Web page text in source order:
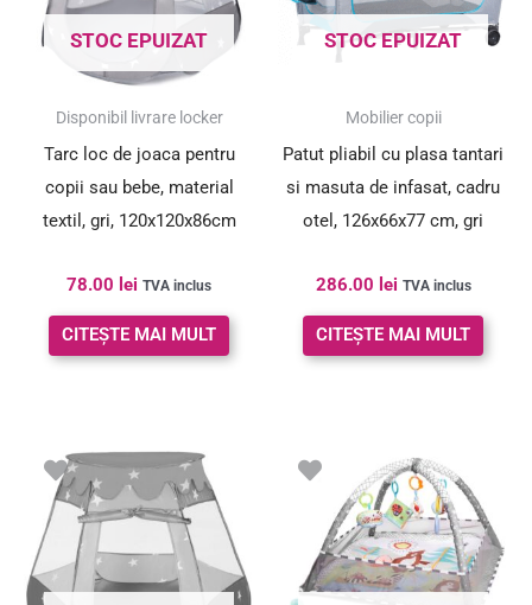
STOC EPUIZAT
Disponibil livrare locker
Tarc loc de joaca pentru
copii sau bebe, material
textil, gri, 120x120x86cm
78.00 lei TVA inclus
CITEȘTE MAI MULT
STOC EPUIZAT
Mobilier copii
Patut pliabil cu plasa tantari
si masuta de infasat, cadru
otel, 126x66x77 cm, gri
286.00 lei TVA inclus
CITEȘTE MAI MULT